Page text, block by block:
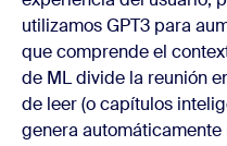
utilizamos GPT3 para
que comprende el
de ML divide la reunión
de leer (o capítulos
genera